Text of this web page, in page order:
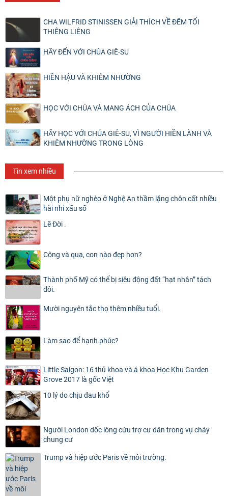
CHA WILFRID STINISSEN GIẢI THÍCH VỀ ĐÊM TỐI
THIÊNG LIÊNG
HÃY ĐẾN VỚI CHÚA GIÊ-SU
HIỀN HẬU VÀ KHIÊM NHƯỜNG
HỌC VỚI CHÚA VÀ MANG ÁCH CỦA CHÚA
HÃY HỌC VỚI CHÚA GIÊ-SU, VÌ NGƯỜI HIỀN LÀNH VÀ
KHIÊM NHƯỜNG TRONG LÒNG
Tin xem nhiều
Một phụ nữ nghèo ở Nghệ An thầm lặng chôn cất nhiều
hài nhi xấu số
Lẽ Đời .
Công và quạ, con nào đẹp hơn?
Thành phố Mỹ có thể bị siêu động đất “hạt nhân” tách
đôi.
Mười nguyên tắc thọ thêm nhiều tuổi.
Làm sao để hạnh phúc?
Little Saigon: 16 thủ khoa và á khoa Học Khu Garden
Grove 2017 là gốc Việt
10 lý do chịu đau khổ
Người London dốc lòng cứu trợ cư dân trong vụ cháy
chung cư
Trump và hiệp ước Paris về môi trường.